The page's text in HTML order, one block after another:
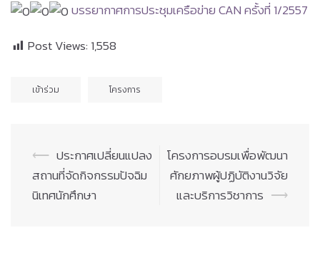
บรรยากาศการประชุมเครือข่าย CAN ครั้งที่ 1/2557
Post Views: 1,558
เข้าร่วม โครงการ
Post
navigation
⟵ ประกาศเปลี่ยนแปลง
สถานที่จัดกิจกรรมปัจฉิม
นิเทศนักศึกษา
โครงการอบรมเพื่อพัฒนา
ศักยภาพผู้ปฏิบัติงานวิจัย
และบริการวิชาการ ⟶